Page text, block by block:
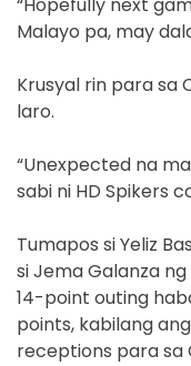
“Hopefully next
Malayo pa, may
Krusyal rin para sa
laro.
“Unexpected na
sabi ni HD Spikers
Tumapos si Yeliz
si Jema Galanza
14-point outing
points, kabilang
receptions para sa